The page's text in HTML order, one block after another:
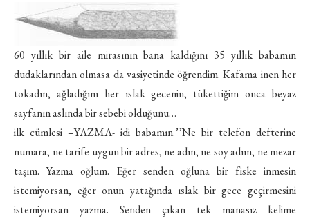
60 yıllık bir aile mirasının bana kaldığını 35 yıllık babamın
dudaklarından olmasa da vasiyetinde öğrendim. Kafama inen her
tokadın, ağladığım her ıslak gecenin, tükettiğim onca beyaz
sayfanın aslında bir sebebi olduğunu…
ilk cümlesi –YAZMA- idi babamın.’’Ne bir telefon defterine
numara, ne tarife uygun bir adres, ne adın, ne soy adım, ne mezar
taşım. Yazma oğlum. Eğer senden oğluna bir fiske inmesin
istemiyorsan, eğer onun yatağında ıslak bir gece geçirmesini
istemiyorsan yazma. Senden çıkan tek manasız kelime